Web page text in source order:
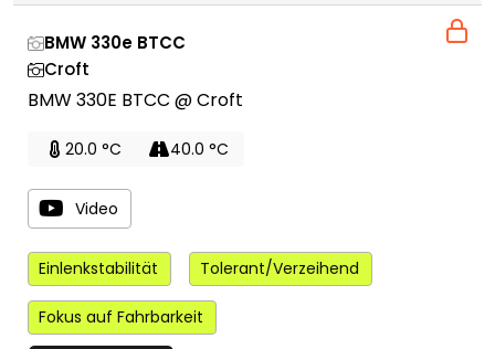
BMW 330e BTCC
Croft
BMW 330E BTCC @ Croft
20.0 °C 40.0 °C
Video
Einlenkstabilität Tolerant/Verzeihend
Fokus auf Fahrbarkeit